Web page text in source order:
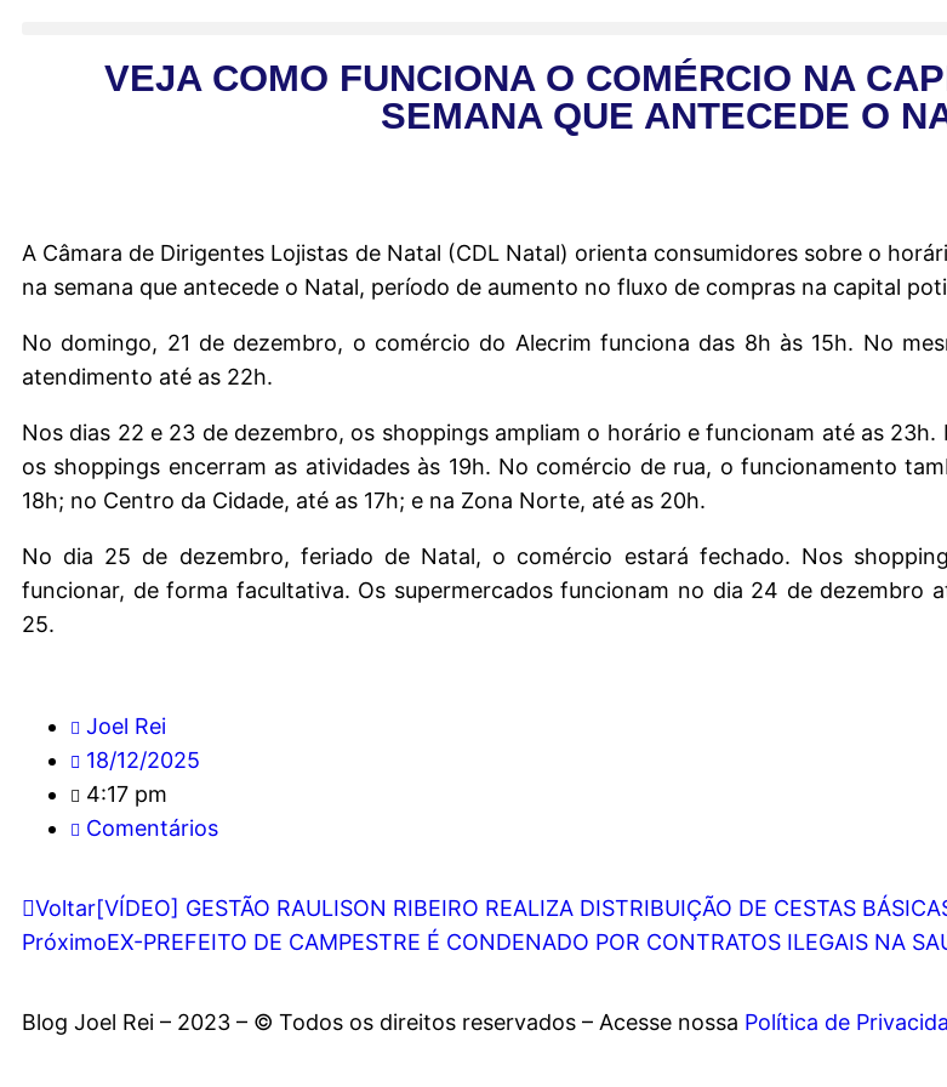
VEJA COMO FUNCIONA O COMÉRCIO NA
SEMANA QUE ANTECEDE O
A Câmara de Dirigentes Lojistas de Natal (CDL Natal) orienta consumidores sobre o
na semana que antecede o Natal, período de aumento no fluxo de compras na capital
No domingo, 21 de dezembro, o comércio do Alecrim funciona das 8h às 15h. No
atendimento até as 22h.
Nos dias 22 e 23 de dezembro, os shoppings ampliam o horário e funcionam até as
os shoppings encerram as atividades às 19h. No comércio de rua, o funcionamento
18h; no Centro da Cidade, até as 17h; e na Zona Norte, até as 20h.
No dia 25 de dezembro, feriado de Natal, o comércio estará fechado. Nos
funcionar, de forma facultativa. Os supermercados funcionam no dia 24 de dezembro
25.
Joel Rei
18/12/2025
4:17 pm
Comentários
Voltar[VÍDEO] GESTÃO RAULISON RIBEIRO REALIZA DISTRIBUIÇÃO DE CESTAS
PróximoEX-PREFEITO DE CAMPESTRE É CONDENADO POR CONTRATOS ILEGAIS NA
Blog Joel Rei – 2023 – © Todos os direitos reservados – Acesse nossa Política de